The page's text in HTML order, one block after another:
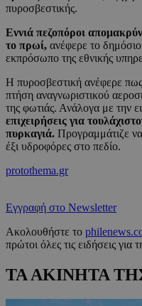
πυροσβεστικής.
Εννιά πεζοπόροι
το πρωί, ανέφερε το
εκπρόσωπο της εθνικής
Η πυροσβεστική ανέφερε πως
πτήση αναγνωριστικού
της φωτιάς. Ανάλογα με την
επιχειρήσεις για
πυρκαγιά. Προγραμμάτιζε να
έξι υδροφόρες στο πεδίο.
protothema.gr
Εγγραφή στο Newsletter
Ακολουθήστε το
πρώτοι όλες τις ειδήσεις
ΤΑ ΑΚΙΝΗΤΑ